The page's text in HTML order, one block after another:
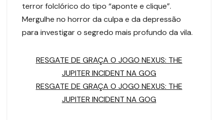
terror folclórico do tipo “aponte e clique”.
Mergulhe no horror da culpa e da depressão
para investigar o segredo mais profundo da vila.
RESGATE DE GRAÇA O JOGO NEXUS: THE
JUPITER INCIDENT NA GOG
RESGATE DE GRAÇA O JOGO NEXUS: THE
JUPITER INCIDENT NA GOG